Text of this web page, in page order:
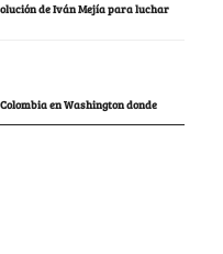
de Iván Mejía para luchar
en Washington donde